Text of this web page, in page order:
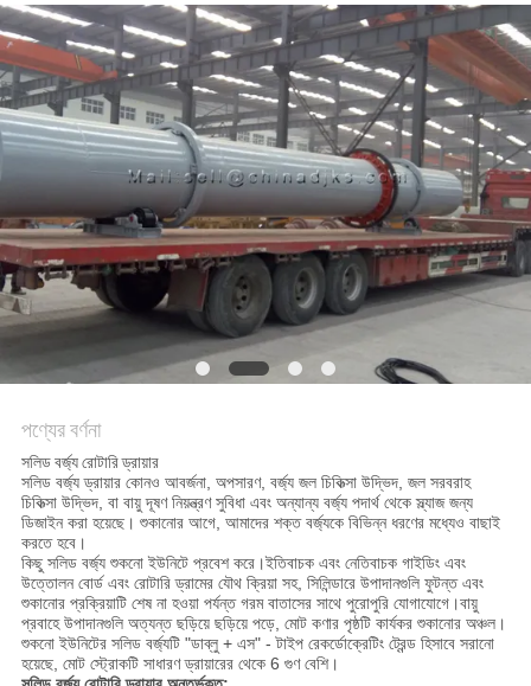
সাইট
ম্যাপ
গোপনীয়তা
নীতি
পণ্যের বর্ণনা
সলিড বর্জ্য রোটারি ড্রায়ার
সলিড বর্জ্য ড্রায়ার কোনও আবর্জনা, অপসারণ, বর্জ্য জল চিকিত্সা উদ্ভিদ, জল সরবরাহ
চিকিত্সা উদ্ভিদ, বা বায়ু দূষণ নিয়ন্ত্রণ সুবিধা এবং অন্যান্য বর্জ্য পদার্থ থেকে স্ল্যাজ জন্য
ডিজাইন করা হয়েছে। শুকানোর আগে, আমাদের শক্ত বর্জ্যকে বিভিন্ন ধরণের মধ্যেও বাছাই
করতে হবে।
কিছু সলিড বর্জ্য শুকনো ইউনিটে প্রবেশ করে।ইতিবাচক এবং নেতিবাচক গাইডিং এবং
উত্তোলন বোর্ড এবং রোটারি ড্রামের যৌথ ক্রিয়া সহ, সিলিন্ডারে উপাদানগুলি ফুটন্ত এবং
শুকানোর প্রক্রিয়াটি শেষ না হওয়া পর্যন্ত গরম বাতাসের সাথে পুরোপুরি যোগাযোগে।বায়ু
প্রবাহে উপাদানগুলি অত্যন্ত ছড়িয়ে ছড়িয়ে পড়ে, মোট কণার পৃষ্ঠটি কার্যকর শুকানোর অঞ্চল।
শুকনো ইউনিটের সলিড বর্জ্যটি "ডাব্লু + এস" - টাইপ রেকর্ডোক্রেটিং ট্রেন্ড হিসাবে সরানো
হয়েছে, মোট স্ট্রোকটি সাধারণ ড্রায়ারের থেকে 6 গুণ বেশি।